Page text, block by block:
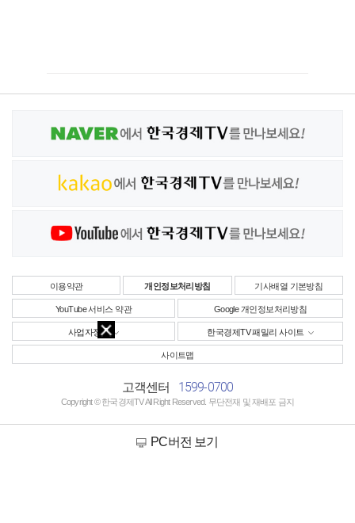
이용약관 개인정보처리방침 기사배열 기본방침
YouTube 서비스 약관 Google 개인정보처리방침
사업자정보 한국경제TV 패밀리 사이트
사이트맵
고객센터 1599-0700
Copyright © 한국경제TV All Right Reserved. 무단전재 및 재배포 금지
PC버전 보기